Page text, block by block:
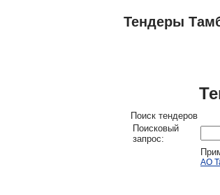
Тендеры
Поиск тендеров
Поисковый
запрос:
АО